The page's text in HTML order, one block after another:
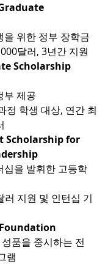
위한 정부 장학금
달러, 3년간 지원
Scholarship
부 제공
정 학생 대상, 연간 최
Scholarship for
십을 발휘한 고등학
지원 및 인턴십 기
품을 중시하는 전
램